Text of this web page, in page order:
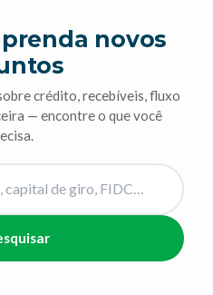
novos
crédito, recebíveis, fluxo
— encontre o que você